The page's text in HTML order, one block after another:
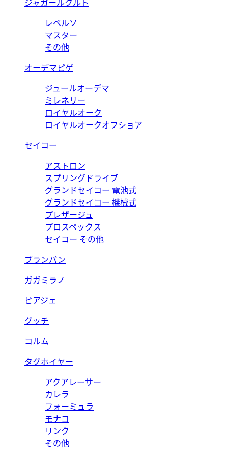
ジャガールクルト
レベルソ
マスター
その他
オーデマピゲ
ジュールオーデマ
ミレネリー
ロイヤルオーク
ロイヤルオークオフショア
セイコー
アストロン
スプリングドライブ
グランドセイコー 電池式
グランドセイコー 機械式
プレザージュ
プロスペックス
セイコー その他
ブランパン
ガガミラノ
ピアジェ
グッチ
コルム
タグホイヤー
アクアレーサー
カレラ
フォーミュラ
モナコ
リンク
その他